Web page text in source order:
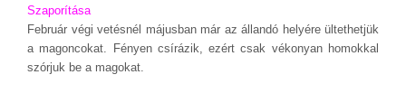
Szaporítása
Február végi vetésnél májusban már az állandó helyére ültethetjük
a magoncokat. Fényen csírázik, ezért csak vékonyan homokkal
szórjuk be a magokat.